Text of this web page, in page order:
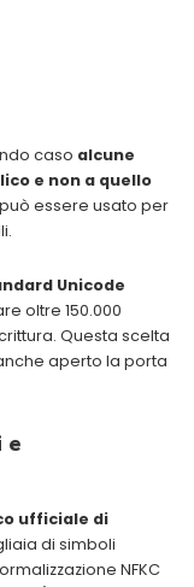
caso alcune
e non a quello
essere usato per
Unicode
oltre 150.000
Questa scelta
aperto la porta
e
ufficiale di
di simboli
NFKC